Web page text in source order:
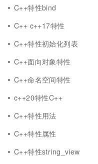
C++特性bind
C++ c++17特性
C++特性初始化列表
C++面向对象特性
C++命名空间特性
c++20特性C++
C++特性用法
C++特性属性
C++特性string_view